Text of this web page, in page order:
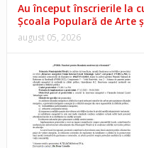
Au început înscrierile la
Școala Populară de Arte
august 05, 2026